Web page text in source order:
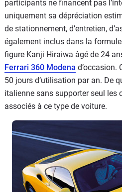
participants ne financent pas
uniquement sa dépréciation
de stationnement, d’entretien,
également inclus dans la
figure Kanji Hiraiwa âgé de 24
Ferrari 360 Modena d’occasion.
50 jours d’utilisation par an. De
italienne sans supporter seul les
associés à ce type de voiture.